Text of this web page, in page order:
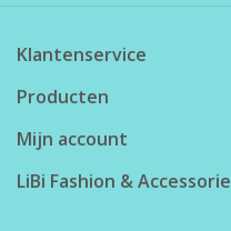
Klantenservice
Producten
Mijn account
LiBi Fashion &